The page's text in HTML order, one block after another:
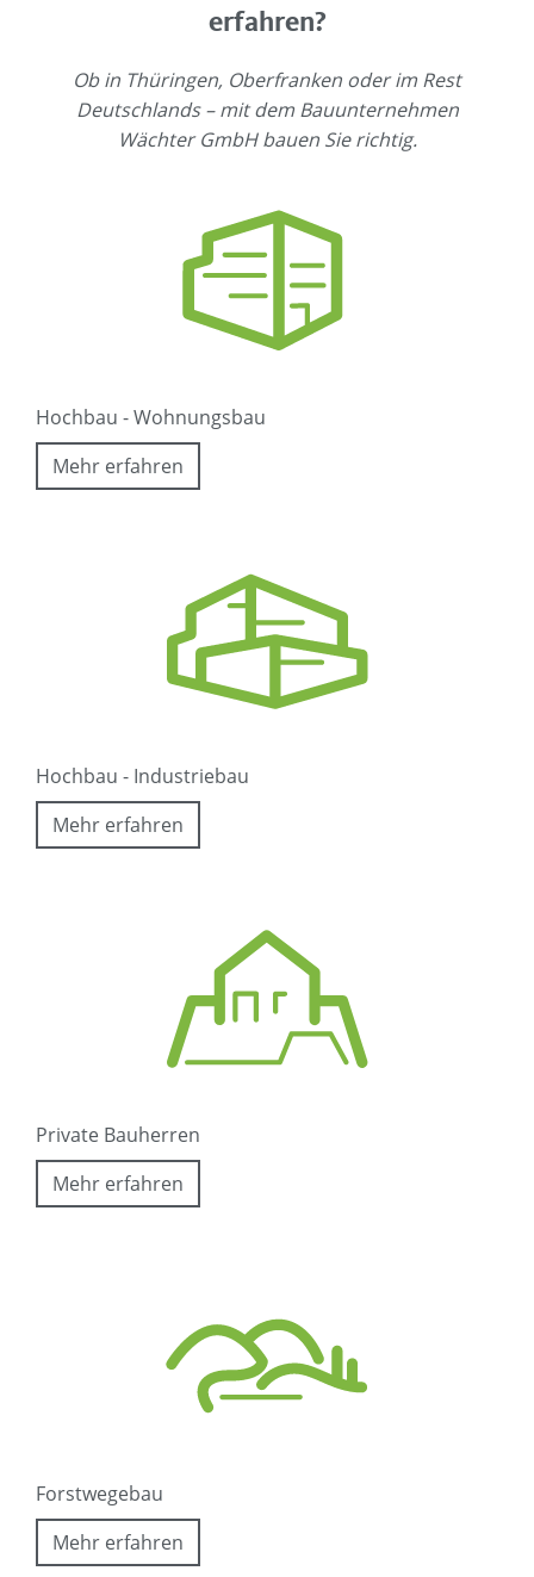
erfahren?
Ob in Thüringen, Oberfranken oder im Rest
Deutschlands – mit dem Bauunternehmen
Wächter GmbH bauen Sie richtig.
Hochbau - Wohnungsbau
Mehr erfahren
Hochbau - Industriebau
Mehr erfahren
Private Bauherren
Mehr erfahren
Forstwegebau
Mehr erfahren